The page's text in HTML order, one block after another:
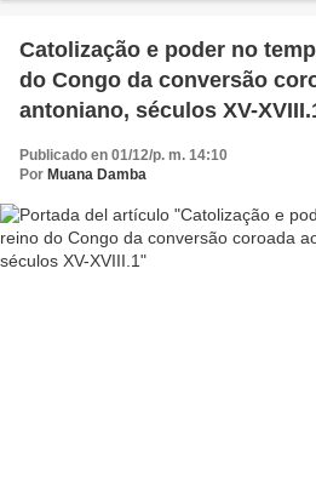
Catolização e poder no
do Congo da conversão
antoniano, séculos XV-
Publicado en 01/12/p. m. 14:10
Por Muana Damba